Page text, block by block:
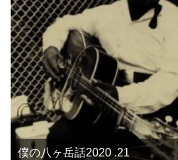
僕の八ヶ岳話2020 .21